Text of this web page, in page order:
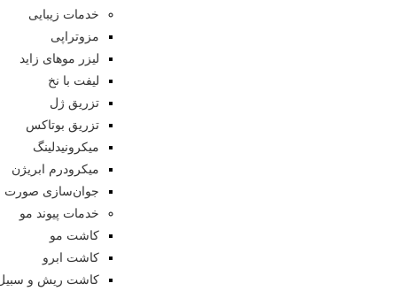
خدمات زیبایی
مزوتراپی
لیزر موهای زاید
لیفت با نخ
تزریق ژل
تزریق بوتاکس
میکرونیدلینگ
میکرودرم ابریژن
جوان‌سازی صورت
خدمات پیوند مو
کاشت مو
کاشت ابرو
کاشت ریش و